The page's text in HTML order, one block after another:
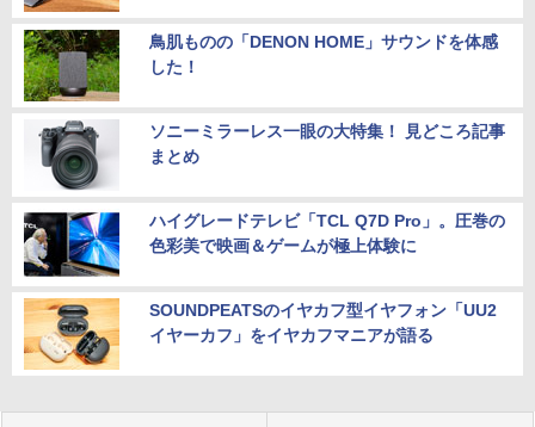
鳥肌ものの「DENON HOME」サウンドを体感
した！
ソニーミラーレス一眼の大特集！ 見どころ記事
まとめ
ハイグレードテレビ「TCL Q7D Pro」。圧巻の
色彩美で映画＆ゲームが極上体験に
SOUNDPEATSのイヤカフ型イヤフォン「UU2
イヤーカフ」をイヤカフマニアが語る